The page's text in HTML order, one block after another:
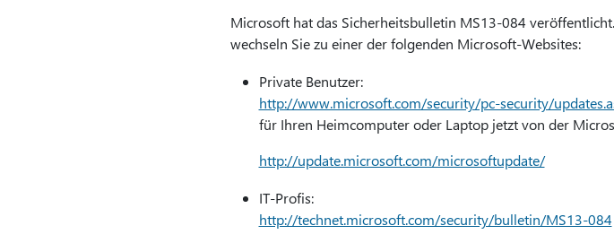
Microsoft hat das Sicherheitsbulletin MS13-084
wechseln Sie zu einer der folgenden Microsoft-Websites:
Private Benutzer:
http://www.microsoft.com/security/pc-security/
für Ihren Heimcomputer oder Laptop jetzt von der
http://update.microsoft.com/microsoftupdate/
IT-Profis:
http://technet.microsoft.com/security/bulletin/MS13-084